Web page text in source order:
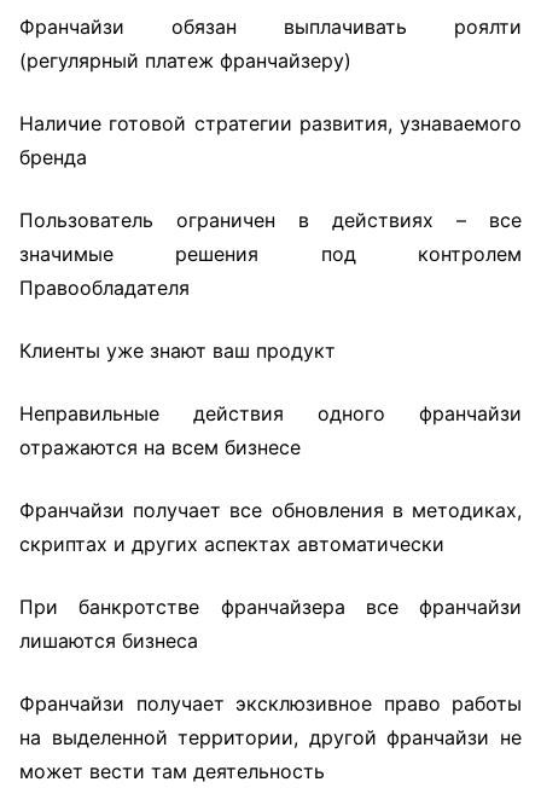
Франчайзи обязан выплачивать роялти
(регулярный платеж франчайзеру)
Наличие готовой стратегии развития, узнаваемого
бренда
Пользователь ограничен в действиях – все
значимые решения под контролем
Правообладателя
Клиенты уже знают ваш продукт
Неправильные действия одного франчайзи
отражаются на всем бизнесе
Франчайзи получает все обновления в методиках,
скриптах и других аспектах автоматически
При банкротстве франчайзера все франчайзи
лишаются бизнеса
Франчайзи получает эксклюзивное право работы
на выделенной территории, другой франчайзи не
может вести там деятельность